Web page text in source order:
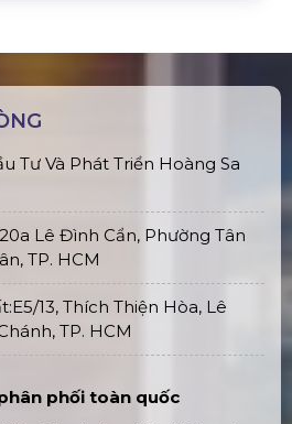
Tư Và Phát Triển Hoàng Sa
Lê Đình Cẩn, Phường Tân
TP. HCM
13, Thích Thiện Hòa, Lê
TP. HCM
phối toàn quốc